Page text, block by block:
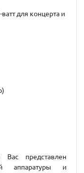
для концерта и
представлен
аппаратуры и